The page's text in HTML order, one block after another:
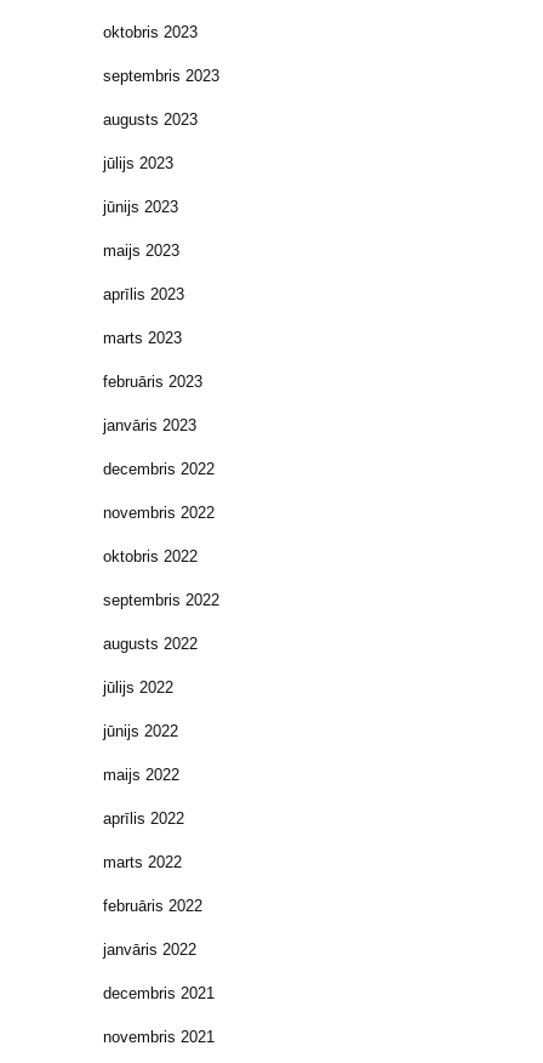
oktobris 2023
septembris 2023
augusts 2023
jūlijs 2023
jūnijs 2023
maijs 2023
aprīlis 2023
marts 2023
februāris 2023
janvāris 2023
decembris 2022
novembris 2022
oktobris 2022
septembris 2022
augusts 2022
jūlijs 2022
jūnijs 2022
maijs 2022
aprīlis 2022
marts 2022
februāris 2022
janvāris 2022
decembris 2021
novembris 2021